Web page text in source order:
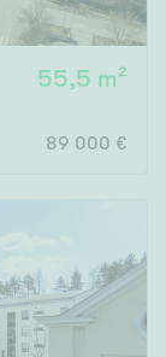
55,5 m²
89 000 €